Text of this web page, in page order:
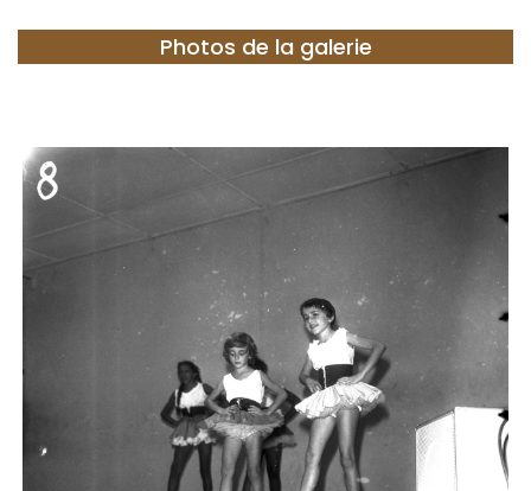
Photos de la galerie